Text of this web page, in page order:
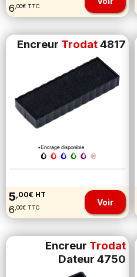
6 ,00€ TTC
Encreur Trodat4817
5 ,00€ HT
6 ,00€ TTC Voir
Encreur Trodat
Dateur 4750